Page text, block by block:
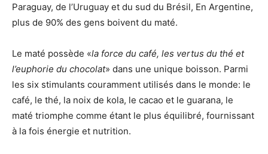
Paraguay, de l’Uruguay et du sud du Brésil, En Argentine,
plus de 90% des gens boivent du maté.
Le maté possède «la force du café, les vertus du thé et
l’euphorie du chocolat» dans une unique boisson. Parmi
les six stimulants couramment utilisés dans le monde: le
café, le thé, la noix de kola, le cacao et le guarana, le
maté triomphe comme étant le plus équilibré, fournissant
à la fois énergie et nutrition.